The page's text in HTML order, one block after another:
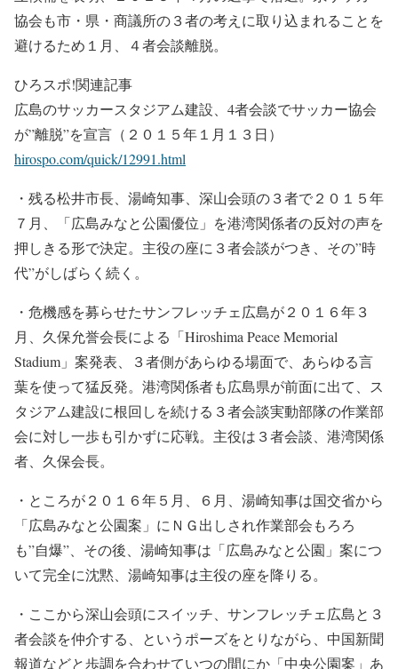
協会も市・県・商議所の３者の考えに取り込まれることを
避けるため１月、４者会談離脱。
ひろスポ!関連記事
広島のサッカースタジアム建設、4者会談でサッカー協会
が”離脱”を宣言（２０１５年１月１３日）
hirospo.com/quick/12991.html
・残る松井市長、湯崎知事、深山会頭の３者で２０１５年
７月、「広島みなと公園優位」を港湾関係者の反対の声を
押しきる形で決定。主役の座に３者会談がつき、その”時
代”がしばらく続く。
・危機感を募らせたサンフレッチェ広島が２０１６年３
月、久保允誉会長による「Hiroshima Peace Memorial
Stadium」案発表、３者側があらゆる場面で、あらゆる言
葉を使って猛反発。港湾関係者も広島県が前面に出て、ス
タジアム建設に根回しを続ける３者会談実動部隊の作業部
会に対し一歩も引かずに応戦。主役は３者会談、港湾関係
者、久保会長。
・ところが２０１６年５月、６月、湯崎知事は国交省から
「広島みなと公園案」にＮＧ出しされ作業部会もろろ
も”自爆”、その後、湯崎知事は「広島みなと公園」案につ
いて完全に沈黙、湯崎知事は主役の座を降りる。
・ここから深山会頭にスイッチ、サンフレッチェ広島と３
者会談を仲介する、というポーズをとりながら、中国新聞
報道などと歩調を合わせていつの間にか「中央公園案」あ